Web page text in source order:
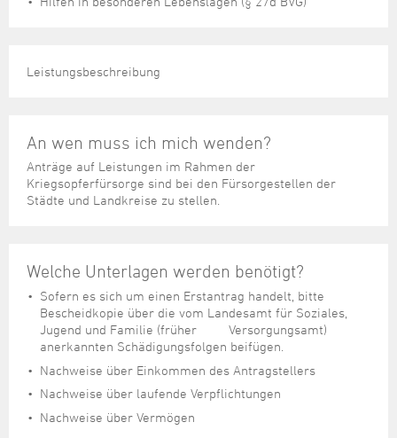
Leistungsbeschreibung
An wen muss ich mich wenden?
Anträge auf Leistungen im Rahmen der
Kriegsopferfürsorge sind bei den Fürsorgestellen der
Städte und Landkreise zu stellen.
Welche Unterlagen werden benötigt?
Sofern es sich um einen Erstantrag handelt, bitte
Bescheidkopie über die vom Landesamt für Soziales,
Jugend und Familie (früher Versorgungsamt)
anerkannten Schädigungsfolgen beifügen.
Nachweise über Einkommen des Antragstellers
Nachweise über laufende Verpflichtungen
Nachweise über Vermögen